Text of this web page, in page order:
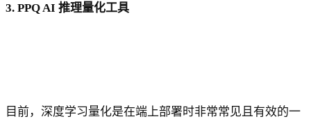
3. PPQ AI 推理量化工具
目前，深度学习量化是在端上部署时非常常见且有效的一